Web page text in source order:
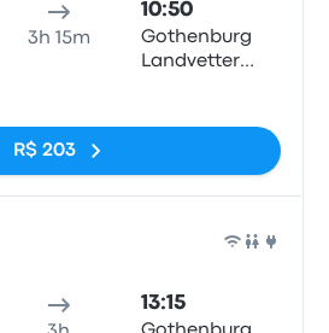
3h 15m
10:50
Gothenburg
Landvetter
R$ 203
13:15